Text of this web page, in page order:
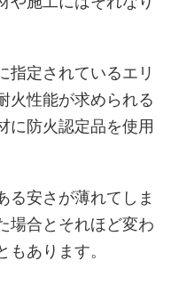
指定されているエリ
火性能が求められる
に防火認定品を使用
る安さが薄れてしま
場合とそれほど変わ
あります。